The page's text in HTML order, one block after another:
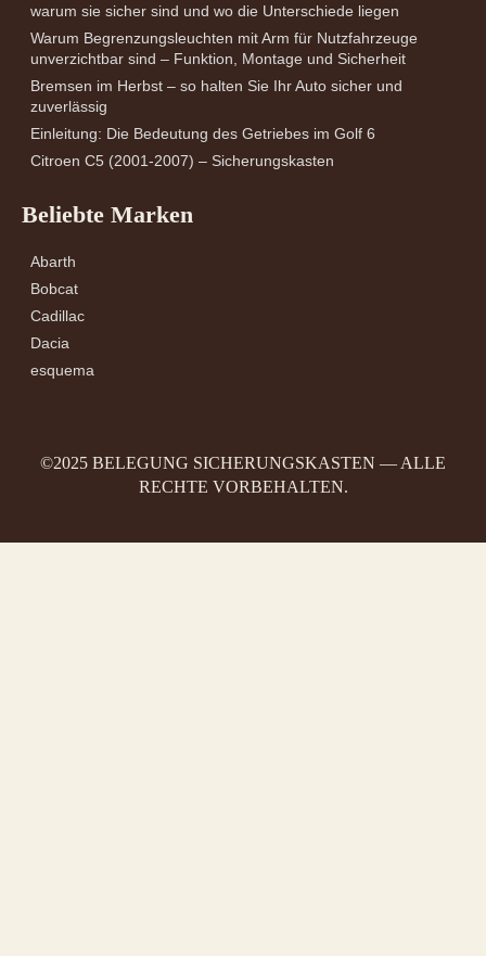
warum sie sicher sind und wo die Unterschiede liegen
Warum Begrenzungsleuchten mit Arm für Nutzfahrzeuge
unverzichtbar sind – Funktion, Montage und Sicherheit
Bremsen im Herbst – so halten Sie Ihr Auto sicher und
zuverlässig
Einleitung: Die Bedeutung des Getriebes im Golf 6
Citroen C5 (2001-2007) – Sicherungskasten
Beliebte Marken
Abarth
Bobcat
Cadillac
Dacia
esquema
©2025 BELEGUNG SICHERUNGSKASTEN — ALLE
RECHTE VORBEHALTEN.